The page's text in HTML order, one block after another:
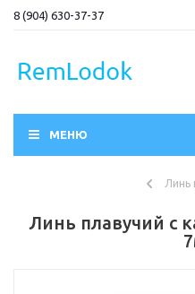
8 (904) 630-37-37
МЕНЮ
Линь
Линь плавучий с